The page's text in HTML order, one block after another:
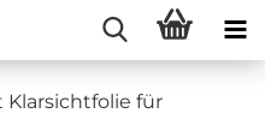
Klarsichtfolie für